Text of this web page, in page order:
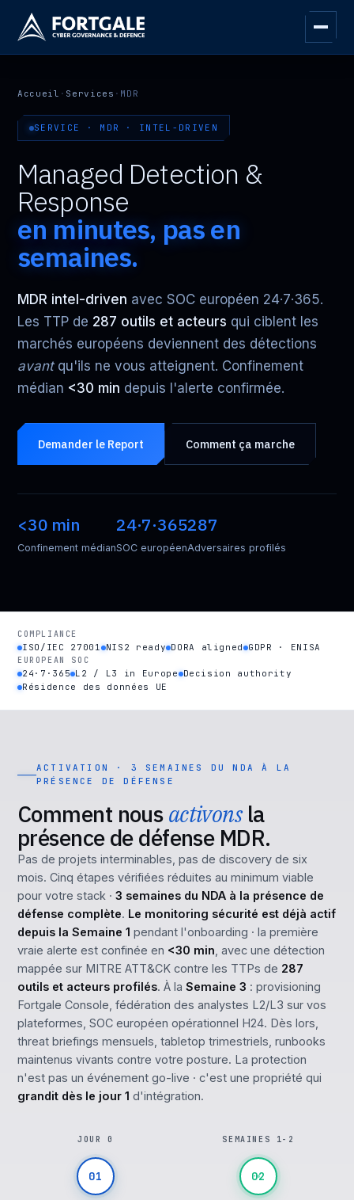
Accueil · Services · MDR
SERVICE · MDR · INTEL-DRIVEN
Managed Detection &
Response
en minutes, pas en
semaines.
MDR intel-driven avec SOC européen 24·7·365.
Les TTP de 287 outils et acteurs qui ciblent les
marchés européens deviennent des détections
avantqu'ils ne vous atteignent. Confinement
médian <30 min depuis l'alerte confirmée.
Demander le Report Comment ça marche
<30 min
Confinement médian
24·7·365
SOC européen
287
Adversaires profilés
COMPLIANCE
ISO/IEC 27001 NIS2 ready DORA aligned GDPR · ENISA
EUROPEAN SOC
24·7·365 L2 / L3 in Europe Decision authority
Résidence des données UE
ACTIVATION · 3 SEMAINES DU NDA À LA
PRÉSENCE DE DÉFENSE
Comment nousactivonsla
présence de défense MDR.
Pas de projets interminables, pas de discovery de six
mois. Cinq étapes vérifiées réduites au minimum viable
pour votre stack · 3 semaines du NDA à la présence de
défense complète. Le monitoring sécurité est déjà actif
depuis la Semaine 1 pendant l'onboarding · la première
vraie alerte est confinée en <30 min , avec une détection
mappée sur MITRE ATT&CK contre les TTPs de 287
outils et acteurs profilés. À la Semaine 3 : provisioning
Fortgale Console, fédération des analystes L2/L3 sur vos
plateformes, SOC européen opérationnel H24. Dès lors,
threat briefings mensuels, tabletop trimestriels, runbooks
maintenus vivants contre votre posture. La protection
n'est pas un événement go-live · c'est une propriété qui
grandit dès le jour 1 d'intégration.
JOUR 0
01
SEMAINES 1-2
02